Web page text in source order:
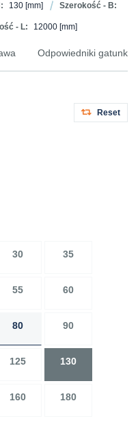
130 [mm] Szerokość - B:
- L: 12000 [mm]
Odpowiedniki
Reset
30 35
55 60
80 90
125 130
160 180